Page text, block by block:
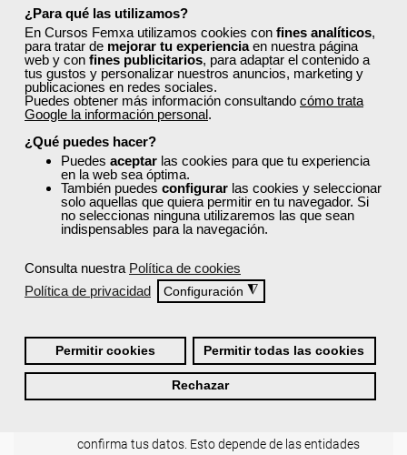
¿Para qué las utilizamos?
En Cursos Femxa utilizamos cookies con fines analíticos,
para tratar de mejorar tu experienciaen nuestra página
web y con fines publicitarios, para adaptar el contenido a
tus gustos y personalizar nuestros anuncios, marketing y
publicaciones en redes sociales.
Puedes obtener más información consultando cómo trata
Google la información personal.
¿Qué puedes hacer?
Puedes aceptar las cookies para que tu experiencia
en la web sea óptima.
También puedes configurar las cookies y seleccionar
solo aquellas que quiera permitir en tu navegador. Si
no seleccionas ninguna utilizaremos las que sean
indispensables para la navegación.
Consulta nuestra Política de cookies
Política de privacidad
Configuración ◮
Permitir cookies Permitir todas las cookies
Rechazar
mercado laboral.
Además, la modalidadonlinete permite estudiar a tu
ritmo, con flexibilidad horaria y acompañamiento
tutorial. También disponemos de cursospresenciales
y en aula virtual, según la convocatoria. Consulta
todos los cursos disponibles y descubre la formación
que mejor se adapta a tus objetivos profesionales.
¿Cómo solicitar plaza en un
curso de Femxa para
autónomos?
Sigue los siguientes pasos:
Regístrate y cubre todos tus datos. Esto es
que estés dado de alta como autónomo.
Explora toda nuestra oferta formativa para
encontrar el curso que mejor se adapte a tus
confirma tus datos. Esto depende de las entidades